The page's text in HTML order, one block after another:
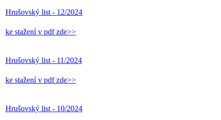
Hrušovský list - 12/2024
ke stažení v pdf zde>>
Hrušovský list - 11/2024
ke stažení v pdf zde>>
Hrušovský list - 10/2024